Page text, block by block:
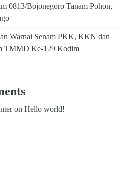
0813/Bojonegoro Tanam Pohon,
Warnai Senam PKK, KKN dan
TMMD Ke-129 Kodim
on Hello world!